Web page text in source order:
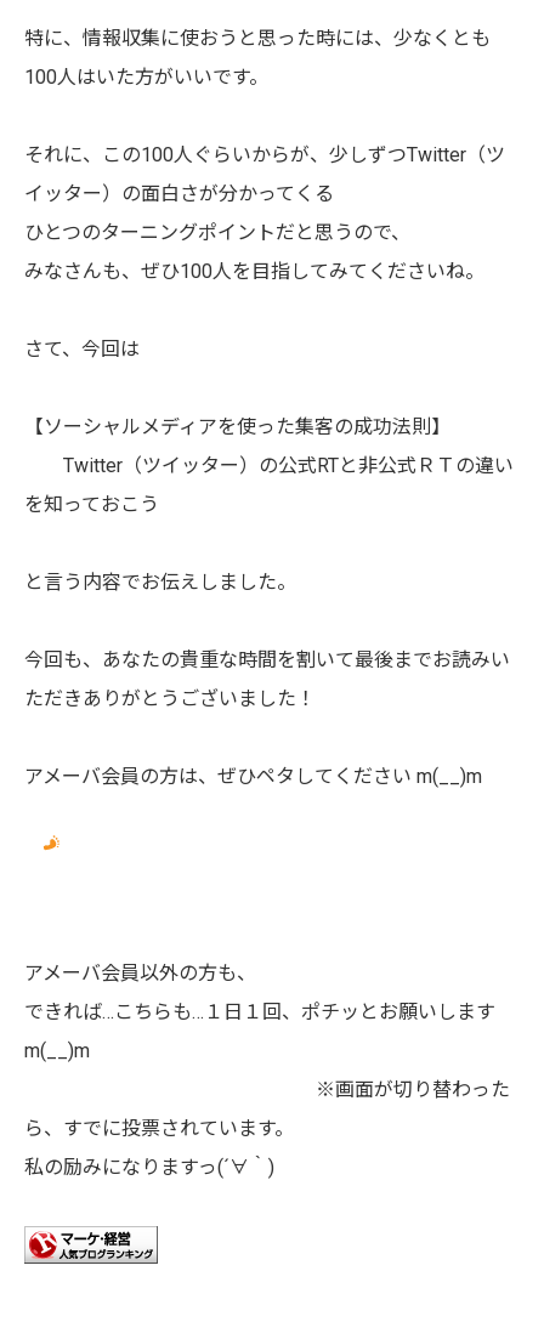
特に、情報収集に使おうと思った時には、少なくとも
100人はいた方がいいです。
それに、この100人ぐらいからが、少しずつTwitter（ツ
イッター）の面白さが分かってくる
ひとつのターニングポイントだと思うので、
みなさんも、ぜひ100人を目指してみてくださいね。
さて、今回は
【ソーシャルメディアを使った集客の成功法則】
Twitter（ツイッター）の公式RTと非公式ＲＴの違い
を知っておこう
と言う内容でお伝えしました。
今回も、あなたの貴重な時間を割いて最後までお読みい
ただきありがとうございました！
アメーバ会員の方は、ぜひペタしてください m(__)m
アメーバ会員以外の方も、
できれば…こちらも…１日１回、ポチッとお願いします
m(__)m
※画面が切り替わった
ら、すでに投票されています。
私の励みになりますっ(´∀｀)